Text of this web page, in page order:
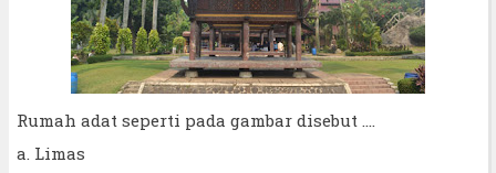
Rumah adat seperti pada gambar disebut ....
a. Limas